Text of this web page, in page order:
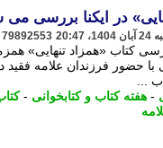
در ایکنا بررسی می
79892553
کتاب «همزاد تنهایی»
با حضور فرزندان علامه
...
- هفته کتاب و کتابخوانی -